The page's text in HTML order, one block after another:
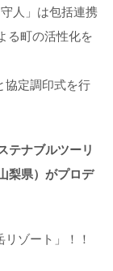
人」は包括連携
る町の活性化を
協定調印式を行
テナブルツーリ
梨県）がプロデ
ゾート」！！